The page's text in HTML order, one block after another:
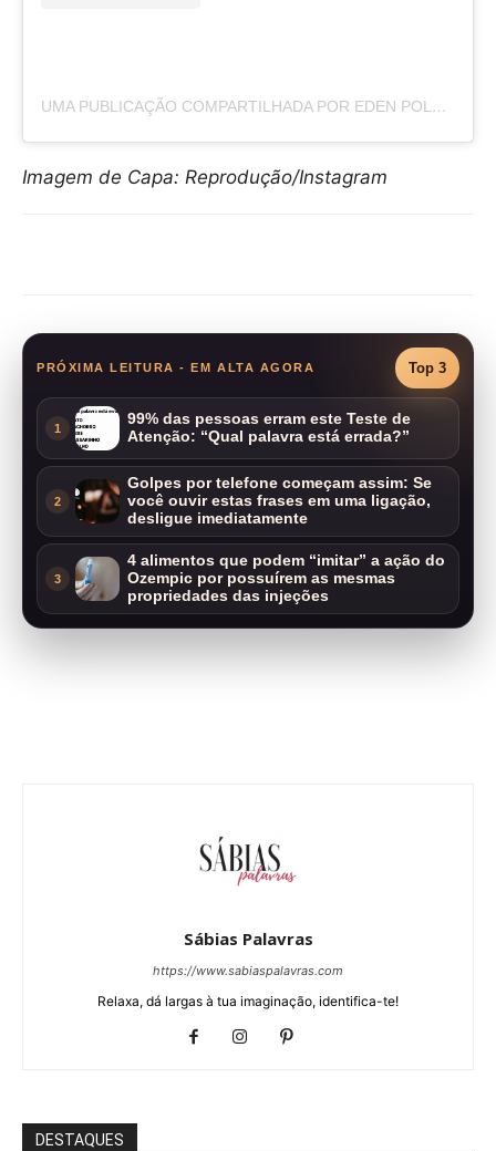
UMA PUBLICAÇÃO COMPARTILHADA POR EDEN POLANI (@EDENPOLANII)
Imagem de Capa: Reprodução/Instagram
PRÓXIMA LEITURA - EM ALTA AGORA Top 3
1
99% das pessoas erram este Teste de
Atenção: “Qual palavra está errada?”
2
Golpes por telefone começam assim: Se
você ouvir estas frases em uma ligação,
desligue imediatamente
3
4 alimentos que podem “imitar” a ação do
Ozempic por possuírem as mesmas
propriedades das injeções
Sábias Palavras
https://www.sabiaspalavras.com
Relaxa, dá largas à tua imaginação, identifica-te!
DESTAQUES